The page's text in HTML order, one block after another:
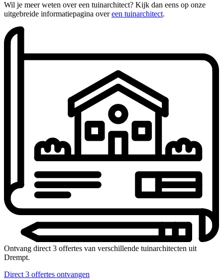
Wil je meer weten over een tuinarchitect? Kijk dan eens op onze
uitgebreide informatiepagina overeen tuinarchitect.
Ontvang direct 3 offertes van verschillende tuinarchitecten uit
Drempt.
Direct 3 offertes ontvangen